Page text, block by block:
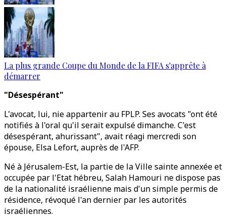
La plus grande Coupe du Monde de la FIFA s'apprête à
démarrer
"Désespérant"
L'avocat, lui, nie appartenir au FPLP. Ses avocats "ont été
notifiés à l'oral qu'il serait expulsé dimanche. C'est
désespérant, ahurissant", avait réagi mercredi son
épouse, Elsa Lefort, auprès de l'AFP.
Né à Jérusalem-Est, la partie de la Ville sainte annexée et
occupée par l'Etat hébreu, Salah Hamouri ne dispose pas
de la nationalité israélienne mais d'un simple permis de
résidence, révoqué l'an dernier par les autorités
israéliennes.